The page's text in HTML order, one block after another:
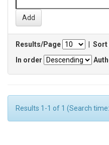
Results/Page
Sort
In order
Results 1-1 of 1 (Search